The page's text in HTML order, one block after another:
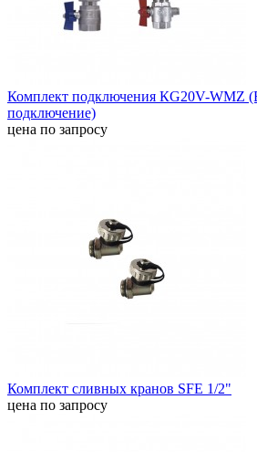
Комплект подключения КG20V-WMZ
подключение)
цена по запросу
Комплект сливных кранов SFE 1/2"
цена по запросу